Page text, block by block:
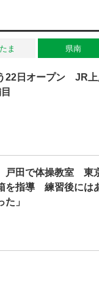
ま 県南
日オープン JR上
戸田で体操教室 東
を指導 練習後に
」